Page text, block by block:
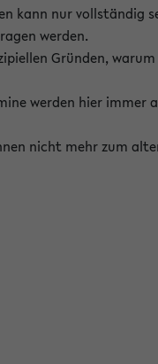
kann nur
werden.
Gründen,
werden hier
nicht mehr zum